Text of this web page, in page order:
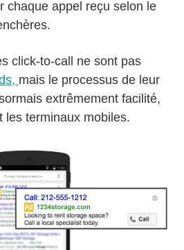
chaque appel reçu selon le
click-to-call ne sont pas
mais le processus de leur
extrêmement facilité,
les terminaux mobiles.